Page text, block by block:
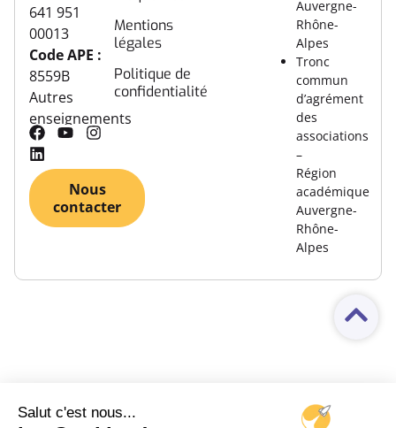
641 951
00013
Code APE :
8559B
Autres
enseignements
Nous
contacter
Mentions
légales
Politique de
confidentialité
Auvergne-
Rhône-
Alpes
Tronc
commun
d’agrément
des
associations
–
Région
académique
Auvergne-
Rhône-
Alpes